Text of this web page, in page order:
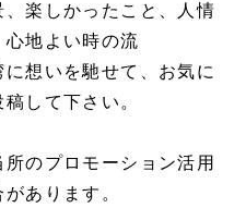
楽しかったこと、人情
地よい時の流
想いを馳せて、お気に
して下さい。
のプロモーション活用
あります。